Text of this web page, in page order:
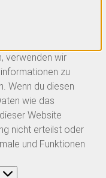
verwenden wir
zu
Wenn du diesen
wie das
Website
nicht erteilst oder
und Funktionen